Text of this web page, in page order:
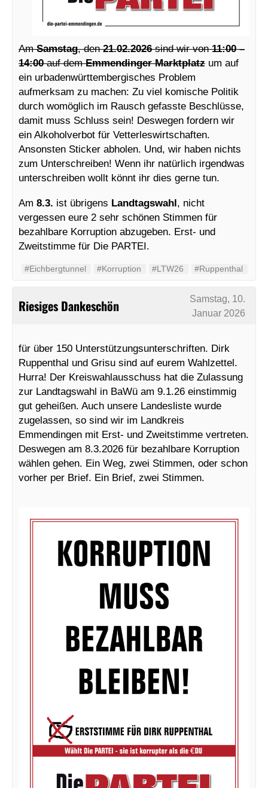
AmSamstag, den21.02.2026sind wir von11:00 –
14:00auf demEmmendinger Marktplatz um auf
ein urbadenwürttembergisches Problem
aufmerksam zu machen: Zu viel komische Politik
durch womöglich im Rausch gefasste Beschlüsse,
damit muss Schluss sein! Deswegen fordern wir
ein Alkoholverbot für Vetterleswirtschaften.
Ansonsten Sticker abholen. Und, wir haben nichts
zum Unterschreiben! Wenn ihr natürlich irgendwas
unterschreiben wollt könnt ihr dies gerne tun.
Am 8.3. ist übrigens Landtagswahl, nicht
vergessen eure 2 sehr schönen Stimmen für
bezahlbare Korruption abzugeben. Erst- und
Zweitstimme für Die PARTEI.
#Eichbergtunnel #Korruption #LTW26 #Ruppenthal
Riesiges Dankeschön
Samstag, 10.
Januar 2026
für über 150 Unterstützungsunterschriften. Dirk
Ruppenthal und Grisu sind auf eurem Wahlzettel.
Hurra! Der Kreiswahlausschuss hat die Zulassung
zur Landtagswahl in BaWü am 9.1.26 einstimmig
gut geheißen. Auch unsere Landesliste wurde
zugelassen, so sind wir im Landkreis
Emmendingen mit Erst- und Zweitstimme vertreten.
Deswegen am 8.3.2026 für bezahlbare Korruption
wählen gehen. Ein Weg, zwei Stimmen, oder schon
vorher per Brief. Ein Brief, zwei Stimmen.